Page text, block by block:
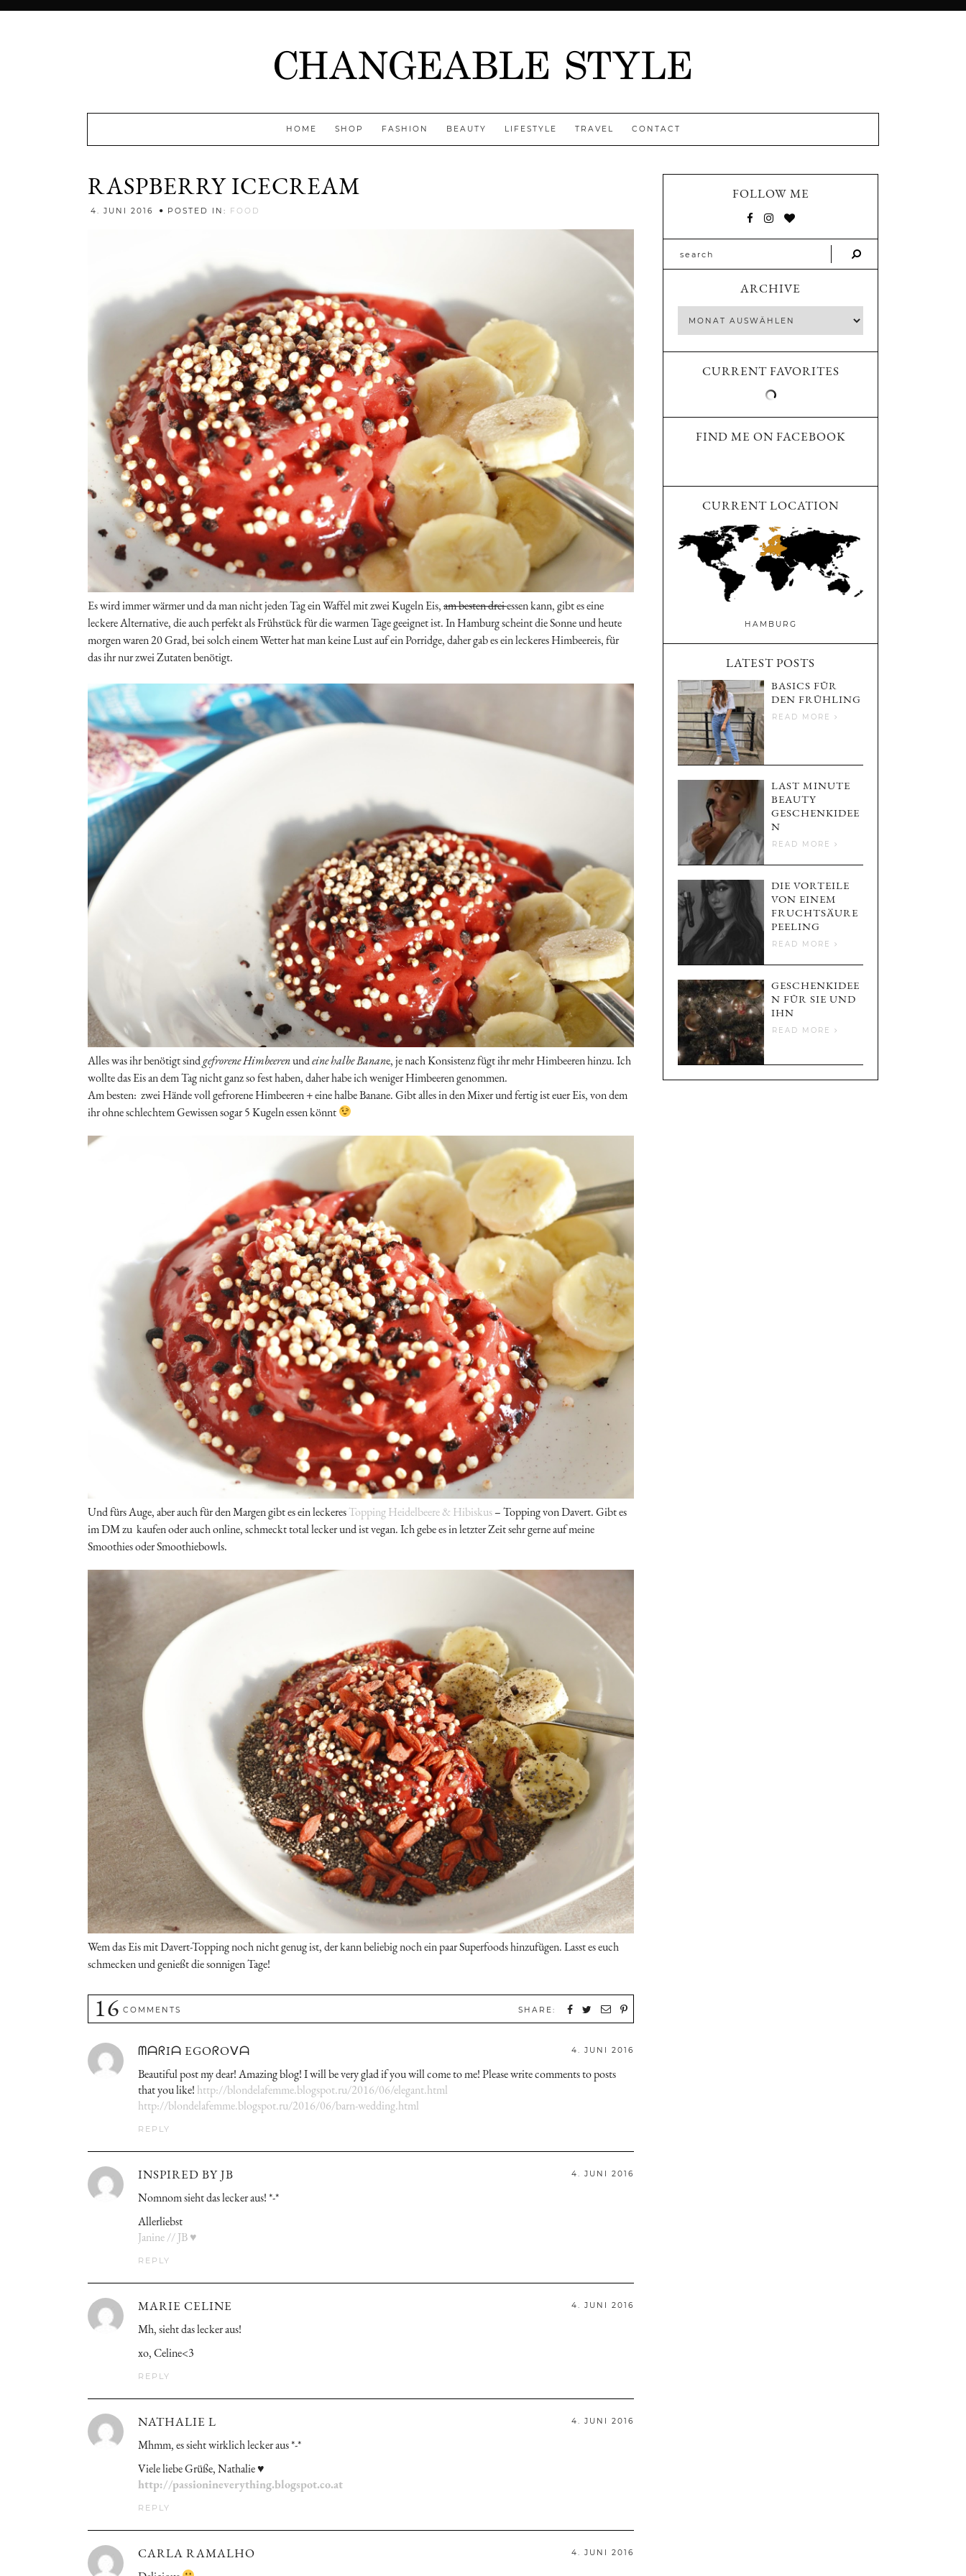
HOME SHOP FASHION BEAUTY LIFESTYLE TRAVEL CONTACT
RASPBERRY ICECREAM
4. JUNI 2016 POSTED IN: FOOD
Es wird immer wärmer und da man nicht jeden Tag ein Waffel mit zwei Kugeln Eis,am besten dreiessen kann, gibt es eine
leckere Alternative, die auch perfekt als Frühstück für die warmen Tage geeignet ist. In Hamburg scheint die Sonne und heute
morgen waren 20 Grad, bei solch einem Wetter hat man keine Lust auf ein Porridge, daher gab es ein leckeres Himbeereis, für
das ihr nur zwei Zutaten benötigt.
Alles was ihr benötigt sindgefrorene Himbeerenundeine halbe Banane, je nach Konsistenz fügt ihr mehr Himbeeren hinzu. Ich
wollte das Eis an dem Tag nicht ganz so fest haben, daher habe ich weniger Himbeeren genommen.
Am besten: zwei Hände voll gefrorene Himbeeren + eine halbe Banane. Gibt alles in den Mixer und fertig ist euer Eis, von dem
ihr ohne schlechtem Gewissen sogar 5 Kugeln essen könnt
Und fürs Auge, aber auch für den Margen gibt es ein leckeresTopping Heidelbeere & Hibiskus– Topping von Davert. Gibt es
im DM zu kaufen oder auch online, schmeckt total lecker und ist vegan. Ich gebe es in letzter Zeit sehr gerne auf meine
Smoothies oder Smoothiebowls.
Wem das Eis mit Davert-Topping noch nicht genug ist, der kann beliebig noch ein paar Superfoods hinzufügen. Lasst es euch
schmecken und genießt die sonnigen Tage!
16 COMMENTS SHARE:
ᗰᗩᖇIᗩ EGOᖇOᐯᗩ 4. JUNI 2016
Beautiful post my dear! Amazing blog! I will be very glad if you will come to me! Please write comments to posts
that you like! http://blondelafemme.blogspot.ru/2016/06/elegant.html
http://blondelafemme.blogspot.ru/2016/06/barn-wedding.html
REPLY
INSPIRED BY JB 4. JUNI 2016
Nomnom sieht das lecker aus! *-*
Allerliebst
Janine // JB ♥
REPLY
MARIE CELINE 4. JUNI 2016
Mh, sieht das lecker aus!
xo, Celine<3
REPLY
NATHALIE L 4. JUNI 2016
Mhmm, es sieht wirklich lecker aus *-*
Viele liebe Grüße, Nathalie ♥
http://passionineverything.blogspot.co.at
REPLY
CARLA RAMALHO 4. JUNI 2016
FOLLOW ME
ARCHIVE
CURRENT FAVORITES
FIND ME ON FACEBOOK
CURRENT LOCATION
HAMBURG
LATEST POSTS
BASICS FÜR
DEN FRÜHLING
READ MORE
LAST MINUTE
BEAUTY
GESCHENKIDEE
N
READ MORE
DIE VORTEILE
VON EINEM
FRUCHTSÄURE
PEELING
READ MORE
GESCHENKIDEE
N FÜR SIE UND
IHN
READ MORE